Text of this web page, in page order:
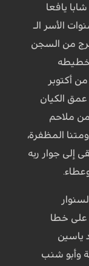
يافعا
الأسر الـ
خرج من السجن
أكتوبر
عمق الكيان
ملاحم
المظفرة،
إلى جوار ربه
على خطا
ياسين
وأبو شنب